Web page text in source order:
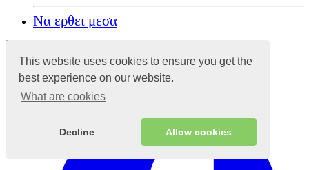
This website uses cookies to ensure you get the
best experience on our website.
What are cookies
Decline Allow cookies
Να ερθει μεσα
Σύστημα λογιστικής στο cloud